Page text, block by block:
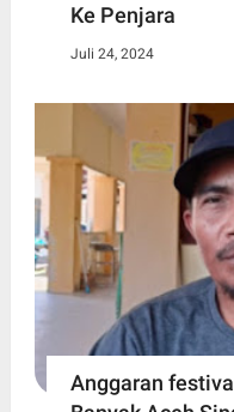
Ke Penjara
Juli 24, 2024
Anggaran